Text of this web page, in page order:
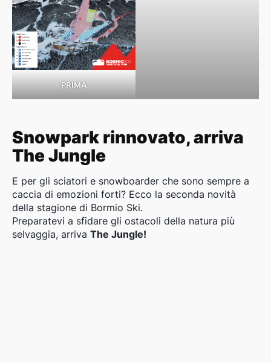
PRIMA
Snowpark rinnovato, arriva
The Jungle
E per gli sciatori e snowboarder che sono sempre a
caccia di emozioni forti? Ecco la seconda novità
della stagione di Bormio Ski.
Preparatevi a sfidare gli ostacoli della natura più
selvaggia, arriva The Jungle!